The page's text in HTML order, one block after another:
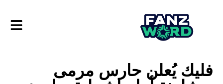
فليك يُعلن حارس مرمى